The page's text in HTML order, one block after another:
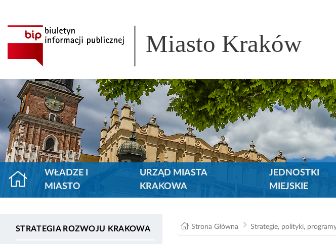
Miasto Kraków
WŁADZE I
MIASTO
URZĄD MIASTA
KRAKOWA
JEDNOSTKI
MIEJSKIE
STRATEGIA ROZWOJU KRAKOWA Strona Główna Strategie, polityki,